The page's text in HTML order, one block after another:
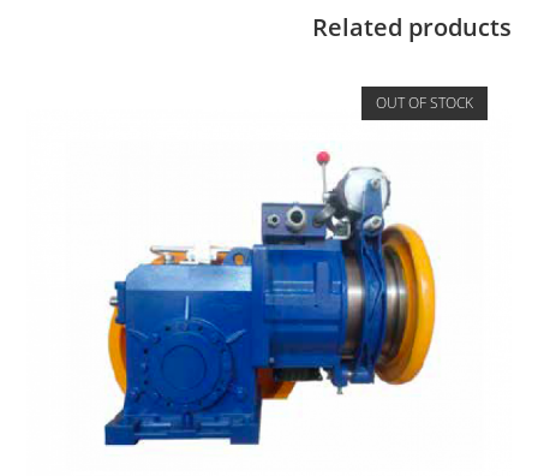
Related products
OUT OF STOCK